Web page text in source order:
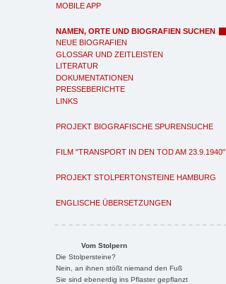
MOBILE APP
NAMEN, ORTE UND BIOGRAFIEN SUCHEN
NEUE BIOGRAFIEN
GLOSSAR UND ZEITLEISTEN
LITERATUR
DOKUMENTATIONEN
PRESSEBERICHTE
LINKS
PROJEKT BIOGRAFISCHE SPURENSUCHE
FILM "TRANSPORT IN DEN TOD AM 23.9.1940"
PROJEKT STOLPERTONSTEINE HAMBURG
ENGLISCHE ÜBERSETZUNGEN
Vom Stolpern
Die Stolpersteine?
Nein, an ihnen stößt niemand den Fuß
Sie sind ebenerdig ins Pflaster gepflanzt